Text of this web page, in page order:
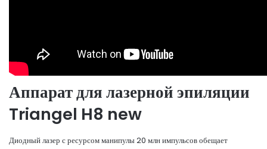
Аппарат для лазерной эпиляции
Triangel H8 new
Диодный лазер с ресурсом манипулы 20 млн импульсов обещает